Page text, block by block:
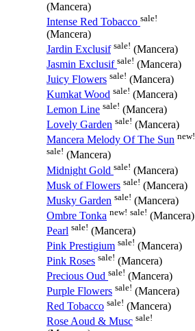
(Mancera)
Intense Red Tobacco sale!
(Mancera)
Jardin Exclusif sale! (Mancera)
Jasmin Exclusif sale! (Mancera)
Juicy Flowers sale! (Mancera)
Kumkat Wood sale! (Mancera)
Lemon Line sale! (Mancera)
Lovely Garden sale! (Mancera)
Mancera Melody Of The Sun new!
sale! (Mancera)
Midnight Gold sale! (Mancera)
Musk of Flowers sale! (Mancera)
Musky Garden sale! (Mancera)
Ombre Tonka new! sale! (Mancera)
Pearl sale! (Mancera)
Pink Prestigium sale! (Mancera)
Pink Roses sale! (Mancera)
Precious Oud sale! (Mancera)
Purple Flowers sale! (Mancera)
Red Tobacco sale! (Mancera)
Rose Aoud & Musc sale!